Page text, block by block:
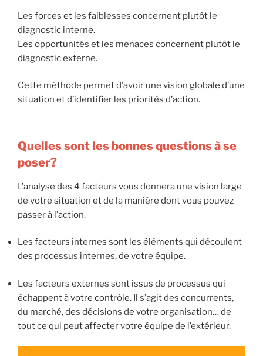
Les forces et les faiblesses concernent plutôt le
diagnostic interne.
Les opportunités et les menaces concernent plutôt le
diagnostic externe.
Cette méthode permet d’avoir une vision globale d’une
situation et d’identifier les priorités d’action.
Quelles sont les bonnes questions à se
poser?
L’analyse des 4 facteurs vous donnera une vision large
de votre situation et de la manière dont vous pouvez
passer à l’action.
Les facteurs internes sont les éléments qui découlent
des processus internes, de votre équipe.
Les facteurs externes sont issus de processus qui
échappent à votre contrôle. Il s’agit des concurrents,
du marché, des décisions de votre organisation… de
tout ce qui peut affecter votre équipe de l’extérieur.